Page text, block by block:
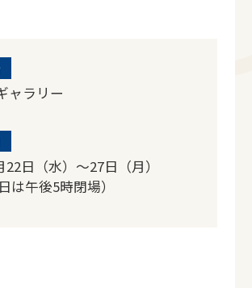
ャラリー
22日（水）～27日（月）
は午後5時閉場）